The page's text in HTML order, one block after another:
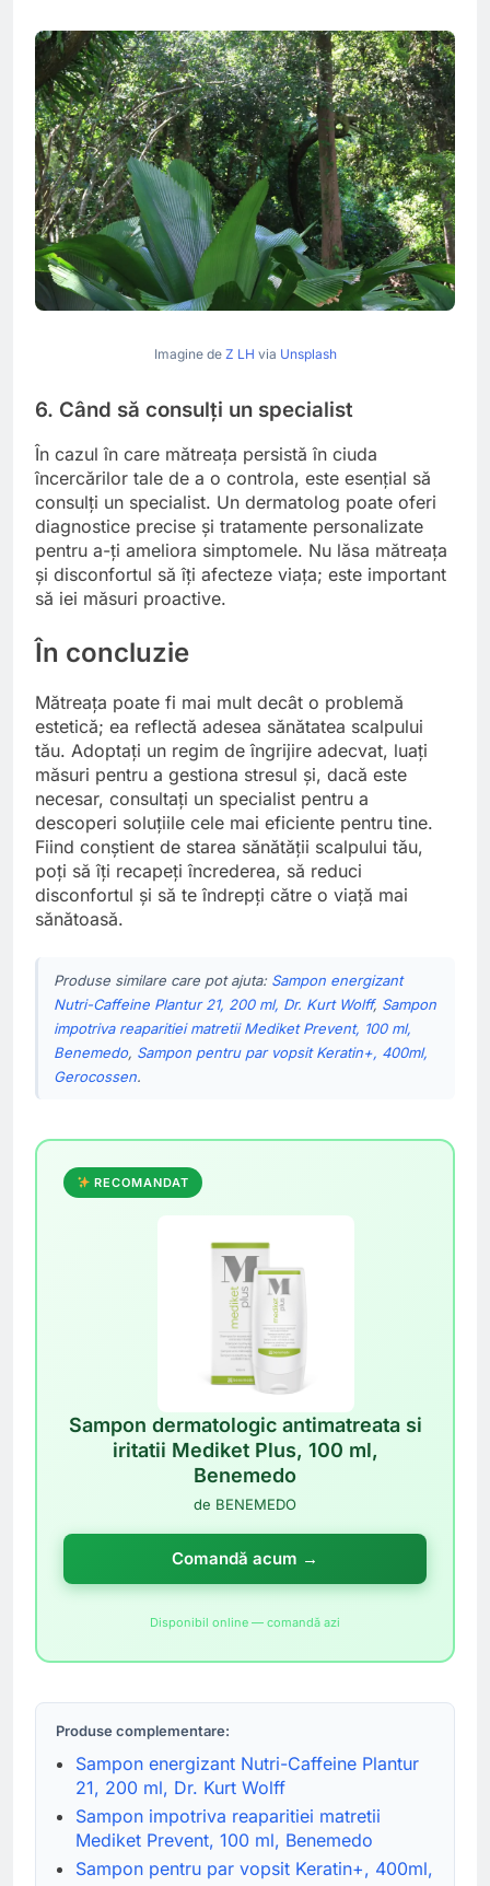
Imagine de Z LH via Unsplash
6. Când să consulți un specialist
În cazul în care mătreața persistă în ciuda
încercărilor tale de a o controla, este esențial să
consulți un specialist. Un dermatolog poate oferi
diagnostice precise și tratamente personalizate
pentru a-ți ameliora simptomele. Nu lăsa mătreața
și disconfortul să îți afecteze viața; este important
să iei măsuri proactive.
În concluzie
Mătreața poate fi mai mult decât o problemă
estetică; ea reflectă adesea sănătatea scalpului
tău. Adoptați un regim de îngrijire adecvat, luați
măsuri pentru a gestiona stresul și, dacă este
necesar, consultați un specialist pentru a
descoperi soluțiile cele mai eficiente pentru tine.
Fiind conștient de starea sănătății scalpului tău,
poți să îți recapeți încrederea, să reduci
disconfortul și să te îndrepți către o viață mai
sănătoasă.
Produse similare care pot ajuta: Sampon energizant
Nutri-Caffeine Plantur 21, 200 ml, Dr. Kurt Wolff, Sampon
impotriva reaparitiei matretii Mediket Prevent, 100 ml,
Benemedo, Sampon pentru par vopsit Keratin+, 400ml,
Gerocossen.
RECOMANDAT
Sampon dermatologic antimatreata si
iritatii Mediket Plus, 100 ml,
Benemedo
de BENEMEDO
Comandă acum →
Disponibil online — comandă azi
Produse complementare:
Sampon energizant Nutri-Caffeine Plantur
21, 200 ml, Dr. Kurt Wolff
Sampon impotriva reaparitiei matretii
Mediket Prevent, 100 ml, Benemedo
Sampon pentru par vopsit Keratin+, 400ml,